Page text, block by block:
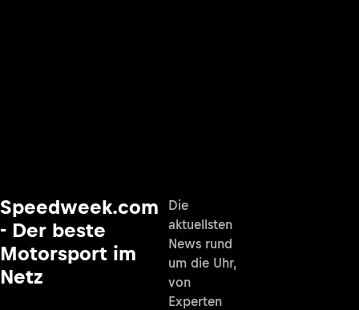
Speedweek.com
- Der beste
Motorsport im
Netz
Die
aktuellsten
News rund
um die Uhr,
von
Experten